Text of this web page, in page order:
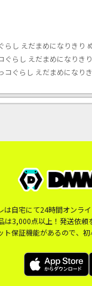
らし えだまめになりきり
ぐらし えだまめになりき
コぐらし えだまめになり
は自宅にて24時間オンラ
は3,000点以上！発送依頼
ト保証機能があるので、初